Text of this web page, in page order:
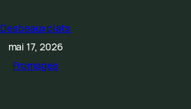
Desbeauxplats
mai 17, 2026
Fromages